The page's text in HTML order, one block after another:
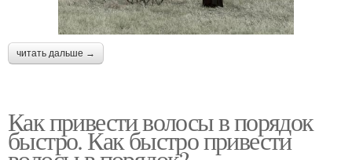
читать дальше →
Как привести волосы в порядок
быстро. Как быстро привести